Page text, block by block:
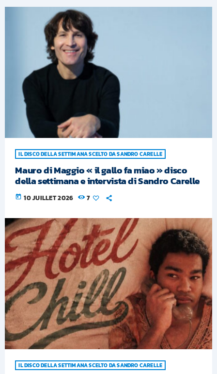
IL DISCO DELLA SETTIMANA SCELTO DA SANDRO CARELLE
Mauro di Maggio « il gallo fa miao » disco
della settimana e intervista di Sandro Carelle
today 10 JUILLET 2026 7
IL DISCO DELLA SETTIMANA SCELTO DA SANDRO CARELLE